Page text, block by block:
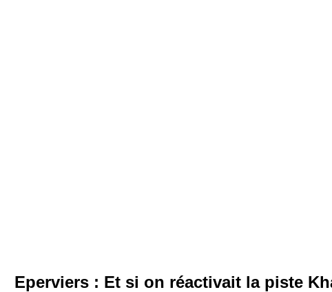
Eperviers : Et si on réactivait la piste